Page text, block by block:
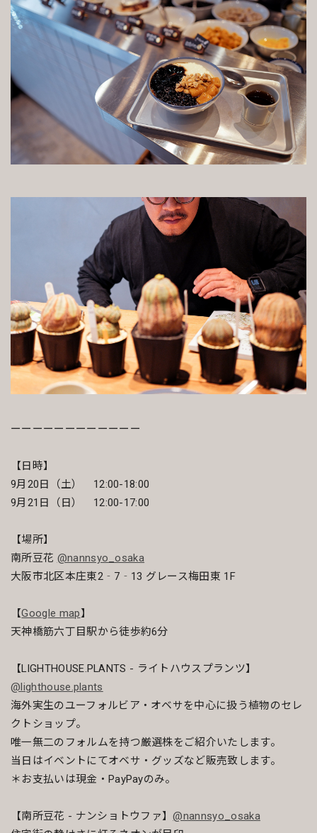
ーーーーーーーーーーーー
【日時】
9月20日（土） 12:00-18:00
9月21日（日） 12:00-17:00
【場所】
南所豆花 @nannsyo_osaka
大阪市北区本庄東2‑7‑13 グレース梅田東 1F
【Google map】
天神橋筋六丁目駅から徒歩約6分
【LIGHTHOUSE.PLANTS - ライトハウスプランツ】
@lighthouse.plants
海外実生のユーフォルビア・オベサを中心に扱う植物のセレ
クトショップ。
唯一無二のフォルムを持つ厳選株をご紹介いたします。
当日はイベントにてオベサ・グッズなど販売致します。
＊お支払いは現金・PayPayのみ。
【南所豆花 - ナンショトウファ】@nannsyo_osaka